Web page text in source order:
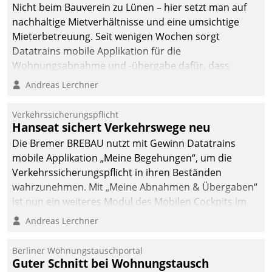
Nicht beim Bauverein zu Lünen – hier setzt man auf
nachhaltige Mietverhältnisse und eine umsichtige
Mieterbetreuung. Seit wenigen Wochen sorgt
Datatrains mobile Applikation für die
Wohnungsabnahme und -übergabe dafür, dass
Mieter wohlgeordnet kommen und, so es sein muss,
Andreas Lerchner
Verkehrssicherungspflicht
Hanseat sichert Verkehrswege neu
Die Bremer BREBAU nutzt mit Gewinn Datatrains
mobile Applikation „Meine Begehungen“, um die
Verkehrssicherungspflicht in ihren Beständen
wahrzunehmen. Mit „Meine Abnahmen & Übergaben“
ist nun ein weiteres Modul des Mobilen Cockpits im
Einsatz.
Andreas Lerchner
Berliner Wohnungstauschportal
Guter Schnitt bei Wohnungstausch